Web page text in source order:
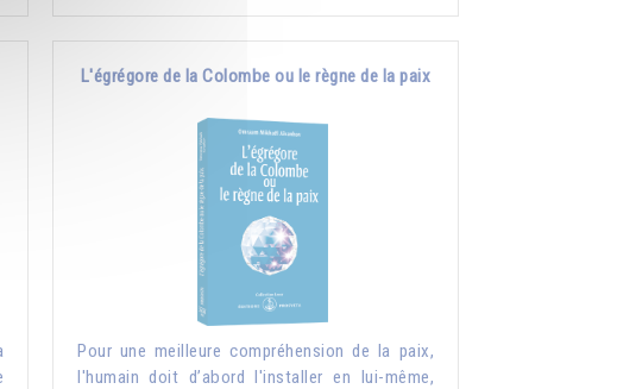
L'égrégore de la Colombe ou le règne de la paix
Pour une meilleure compréhension de la paix,
l'humain doit d’abord l'installer en lui-même,